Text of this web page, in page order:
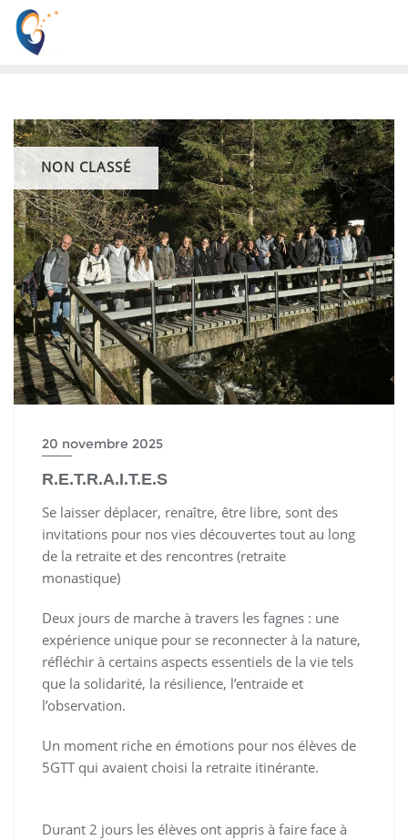
NON CLASSÉ
20 novembre 2025
R.E.T.R.A.I.T.E.S
Se laisser déplacer, renaître, être libre, sont des
invitations pour nos vies découvertes tout au long
de la retraite et des rencontres (retraite
monastique)
Deux jours de marche à travers les fagnes : une
expérience unique pour se reconnecter à la nature,
réfléchir à certains aspects essentiels de la vie tels
que la solidarité, la résilience, l’entraide et
l’observation.
Un moment riche en émotions pour nos élèves de
5GTT qui avaient choisi la retraite itinérante.
Durant 2 jours les élèves ont appris à faire face à